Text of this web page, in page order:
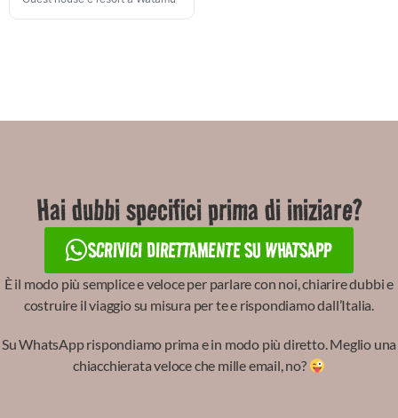
Hai dubbi specifici prima di iniziare?
SCRIVICI DIRETTAMENTE SU WHATSAPP
È il modo più semplice e veloce per parlare con noi, chiarire dubbi e
costruire il viaggio su misura per te e rispondiamo dall’Italia.
Su WhatsApp rispondiamo prima e in modo più diretto. Meglio una
chiacchierata veloce che mille email, no?